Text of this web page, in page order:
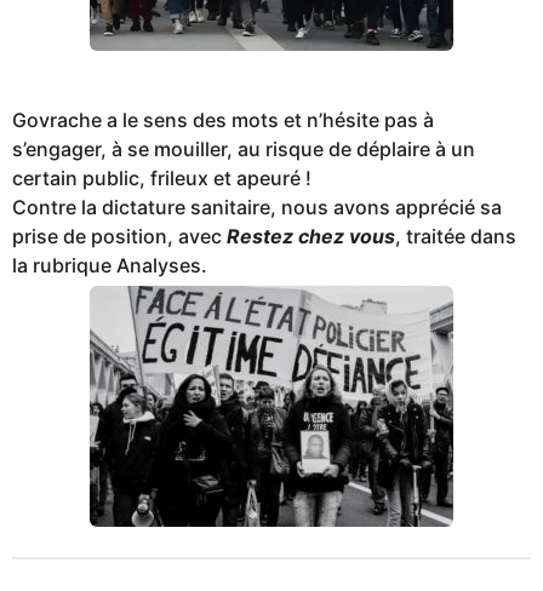
Govrache a le sens des mots et n’hésite pas à
s’engager, à se mouiller, au risque de déplaire à un
certain public, frileux et apeuré !
Contre la dictature sanitaire, nous avons apprécié sa
prise de position, avec Restez chez vous, traitée dans
la rubrique Analyses.